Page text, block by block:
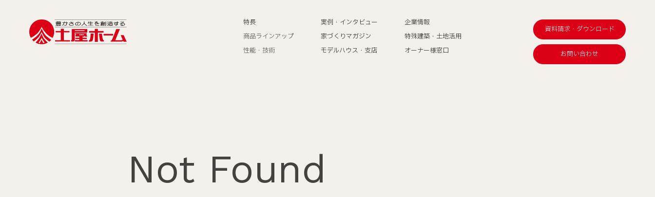
特長
商品ラインアップ
性能・技術
実例・インタビュー
家づくりマガジン
モデルハウス・支店
企業情報
特殊建築・土地活用
オーナー様窓口
資料請求・ダウンロード
お問い合わせ
Not Found